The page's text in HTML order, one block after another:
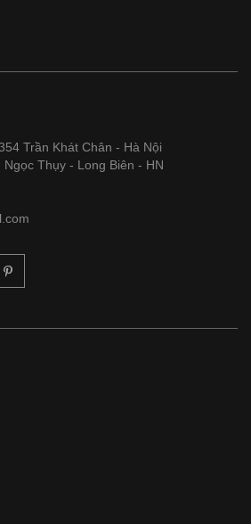
Trần Khát Chân - Hà Nội
Thụy - Long Biên - HN